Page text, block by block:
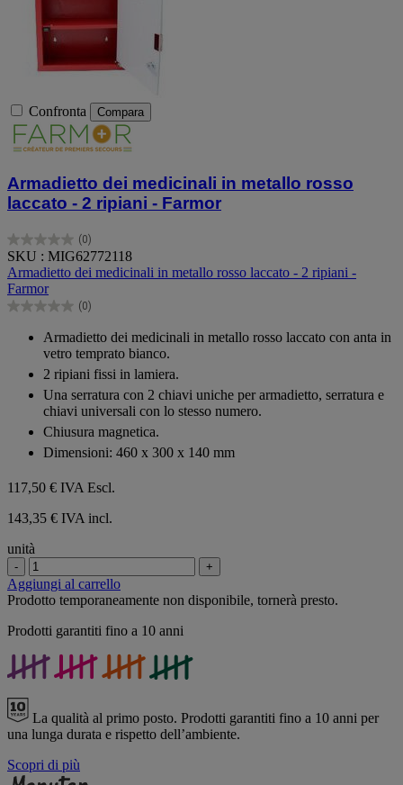
Confronta Compara
Armadietto dei medicinali in metallo rosso
laccato - 2 ripiani - Farmor
(0)
0.0
su
5
stelle.
SKU : MIG62772118
Armadietto dei medicinali in metallo rosso laccato - 2 ripiani -
Farmor
(0)
0.0
Armadietto dei medicinali in metallo rosso laccato con anta in
vetro temprato bianco.
2 ripiani fissi in lamiera.
Una serratura con 2 chiavi uniche per armadietto, serratura e
chiavi universali con lo stesso numero.
Chiusura magnetica.
Dimensioni: 460 x 300 x 140 mm
117,50 € IVA Escl.
143,35 € IVA incl.
unità
- +
Aggiungi al carrello
Prodotto temporaneamente non disponibile, tornerà presto.
Prodotti garantiti fino a 10 anni
La qualità al primo posto. Prodotti garantiti fino a 10 anni per
una lunga durata e rispetto dell’ambiente.
Scopri di più